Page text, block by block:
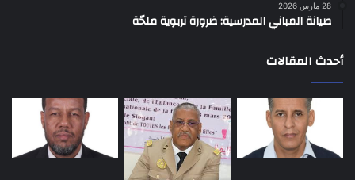
28 مارس 2026
صيانة المباني المدرسية: ضرورة تربوية ملحّة
أحدث المقالات